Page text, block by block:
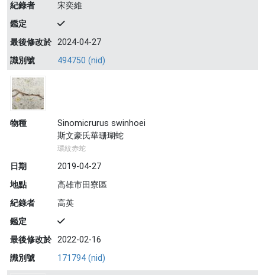
紀錄者
宋奕維
鑑定
最後修改於 2024-04-27
識別號
494750 (nid)
物種
Sinomicrurus swinhoei
斯文豪氏華珊瑚蛇
環紋赤蛇
日期
2019-04-27
地點
高雄市田寮區
紀錄者
高英
鑑定
最後修改於 2022-02-16
識別號
171794 (nid)